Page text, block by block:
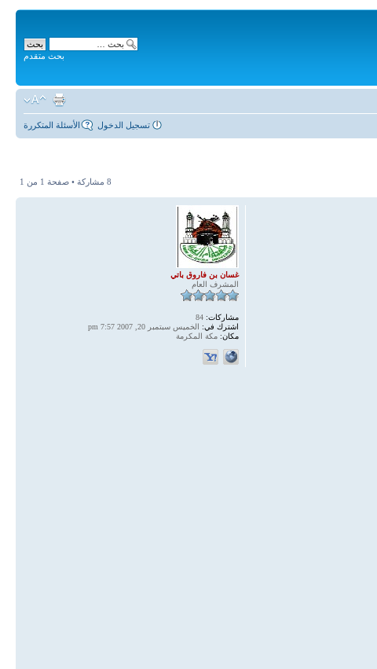
بحث متقدم
الأسئلة المتكررة تسجيل الدخول
8 مشاركة • صفحة 1 من 1
غسان بن فاروق باتي
المشرف العام
مشاركات:
اشترك في: الخميس سبتمبر 20, 2007 7:57 pm
مكان: مكة المكرمة